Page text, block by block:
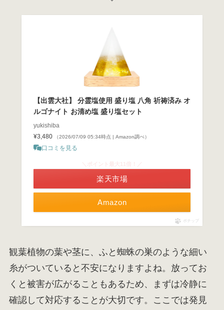
【出雲大社】 分霊塩使用 盛り塩 八角 祈祷済み オ
ルゴナイト お清め塩 盛り塩セット
yukishiba
¥3,480
（2026/07/09 05:34時点 | Amazon調べ）
口コミを見る
Amazon
楽天市場
ポチップ
観葉植物の葉や茎に、ふと蜘蛛の巣のような細い
糸がついていると不安になりますよね。放ってお
くと被害が広がることもあるため、まずは冷静に
確認して対応することが大切です。ここでは発見